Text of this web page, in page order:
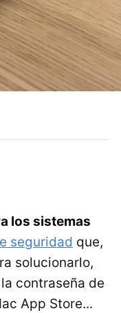
los sistemas
seguridad que,
solucionarlo,
contraseña de
App Store...